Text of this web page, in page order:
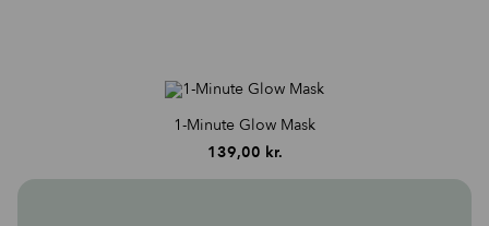
1-Minute Glow Mask
139,00 kr.